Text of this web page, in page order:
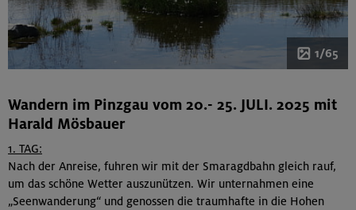
1/65
Wandern im Pinzgau vom 20.- 25. JULI. 2025 mit
Harald Mösbauer
1. TAG:
Nach der Anreise, fuhren wir mit der Smaragdbahn gleich rauf,
um das schöne Wetter auszunützen. Wir unternahmen eine
„Seenwanderung“ und genossen die traumhafte in die Hohen